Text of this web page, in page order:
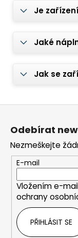
Je
Jaké
Jak se
Z
Odebírat
Nezmeškejte
E-mail
Vložením e-
ochrany
PŘIHLÁSIT SE